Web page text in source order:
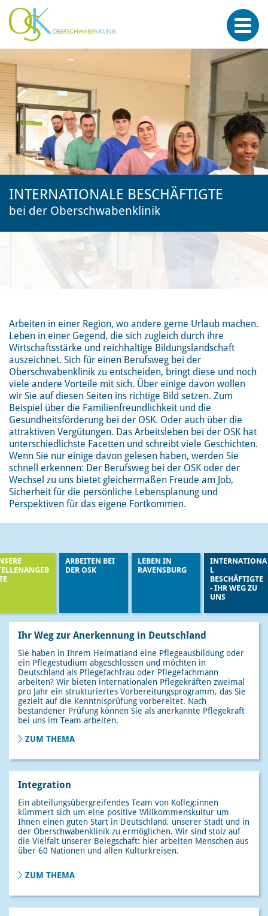
INTERNATIONALE BESCHÄFTIGTE
bei der Oberschwabenklinik
Arbeiten in einer Region, wo andere gerne Urlaub machen.
Leben in einer Gegend, die sich zugleich durch ihre
Wirtschaftsstärke und reichhaltige Bildungslandschaft
auszeichnet. Sich für einen Berufsweg bei der
Oberschwabenklinik zu entscheiden, bringt diese und noch
viele andere Vorteile mit sich. Über einige davon wollen
wir Sie auf diesen Seiten ins richtige Bild setzen. Zum
Beispiel über die Familienfreundlichkeit und die
Gesundheitsförderung bei der OSK. Oder auch über die
attraktiven Vergütungen. Das Arbeitsleben bei der OSK hat
unterschiedlichste Facetten und schreibt viele Geschichten.
Wenn Sie nur einige davon gelesen haben, werden Sie
schnell erkennen: Der Berufsweg bei der OSK oder der
Wechsel zu uns bietet gleichermaßen Freude am Job,
Sicherheit für die persönliche Lebensplanung und
Perspektiven für das eigene Fortkommen.
UNSERE
STELLENANGEB
OTE
ARBEITEN BEI
DER OSK
LEBEN IN
RAVENSBURG
- IHR WEG
UNS
Ihr Weg zur Anerkennung in Deutschland
Sie haben in Ihrem Heimatland eine Pflegeausbildung oder
ein Pflegestudium abgeschlossen und möchten in
Deutschland als Pflegefachfrau oder Pflegefachmann
arbeiten? Wir bieten internationalen Pflegekräften zweimal
pro Jahr ein strukturiertes Vorbereitungsprogramm, das Sie
gezielt auf die Kenntnisprüfung vorbereitet. Nach
bestandener Prüfung können Sie als anerkannte Pflegekraft
bei uns im Team arbeiten.
ZUM THEMA
Integration
Ein abteilungsübergreifendes Team von Kolleg:innen
kümmert sich um eine positive Willkommenskultur um
Ihnen einen guten Start in Deutschland, unserer Stadt und in
der Oberschwabenklinik zu ermöglichen. Wir sind stolz auf
die Vielfalt unserer Belegschaft: hier arbeiten Menschen aus
über 60 Nationen und allen Kulturkreisen.
ZUM THEMA